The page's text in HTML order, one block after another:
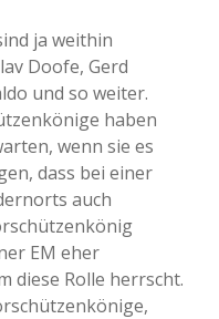
ja weithin
Doofe, Gerd
und so weiter.
haben
wenn sie es
dass bei einer
auch
EM eher
diese Rolle herrscht.